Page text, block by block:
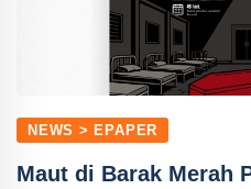
NEWS > EPAPER
Maut di Barak Merah